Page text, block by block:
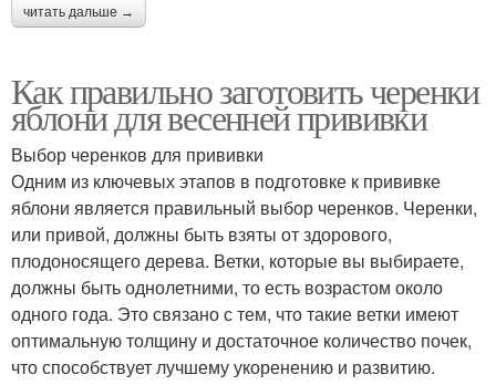
читать дальше →
Как правильно заготовить черенки
яблони для весенней прививки
Выбор черенков для прививки
Одним из ключевых этапов в подготовке к прививке
яблони является правильный выбор черенков. Черенки,
или привой, должны быть взяты от здорового,
плодоносящего дерева. Ветки, которые вы выбираете,
должны быть однолетними, то есть возрастом около
одного года. Это связано с тем, что такие ветки имеют
оптимальную толщину и достаточное количество почек,
что способствует лучшему укоренению и развитию.